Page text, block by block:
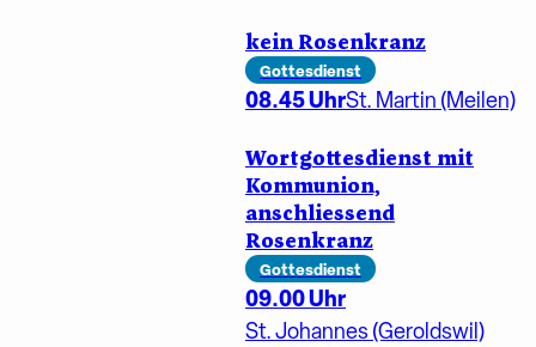
kein Rosenkranz
Gottesdienst
08.45 UhrSt. Martin (Meilen)
Wortgottesdienst mit
Kommunion,
anschliessend
Rosenkranz
Gottesdienst
09.00 Uhr
St. Johannes (Geroldswil)